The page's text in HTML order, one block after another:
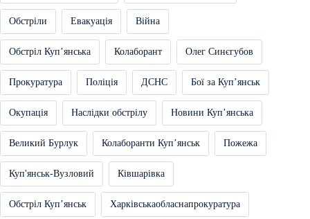
Обстріли Евакуація Війна
Обстріл Купʼянська Колаборант Олег Синєгубов
Прокуратура Поліція ДСНС Бої за Купʼянськ
Окупація Наслідки обстрілу Новини Купʼянська
Великий Бурлук Колаборанти Купʼянськ Пожежа
Куп'янськ-Вузловий Ківшарівка
Обстріл Купʼянськ Харківськаобласнапрокуратура